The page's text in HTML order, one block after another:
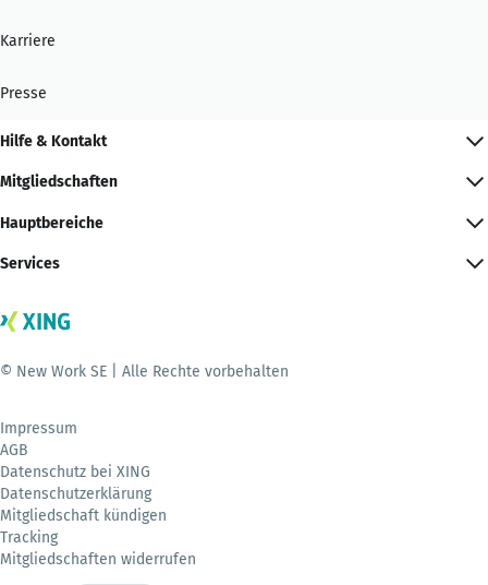
Karriere
Presse
Hilfe & Kontakt
Mitgliedschaften
Hauptbereiche
Services
© New Work SE | Alle Rechte vorbehalten
Impressum
AGB
Datenschutz bei XING
Datenschutzerklärung
Mitgliedschaft kündigen
Tracking
Mitgliedschaften widerrufen